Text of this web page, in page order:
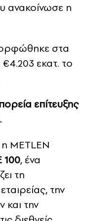
ανακοίνωσε η
στα
εκατ. το
επίτευξης
.
METLEN
100, ένα
τη
την
και την